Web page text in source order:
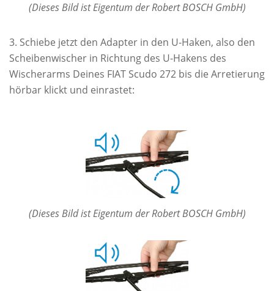
(Dieses Bild ist Eigentum der Robert BOSCH GmbH)
Schiebe jetzt den Adapter in den U-Haken, also den
Scheibenwischer in Richtung des U-Hakens des
Wischerarms Deines FIAT Scudo 272 bis die Arretierung
hörbar klickt und einrastet:
(Dieses Bild ist Eigentum der Robert BOSCH GmbH)